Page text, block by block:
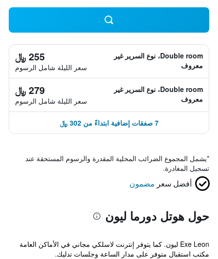
Double room، نوع السرير غير
معروف
255 ﷼
سعر الليلة شامل الرسوم
Double room، نوع السرير غير
معروف
279 ﷼
سعر الليلة شامل الرسوم
7 صفقات إضافية ابتداءً من 302 ﷼
*يشمل المجموع الضرائب المحلية المقدرة والرسوم المستحقة عند
تسجيل المغادرة.
أفضل سعر مضمون
حول هوتل دورما ليون
Exe Leon ليون. كما يتوفر إنترنت لاسلكي مجاني في الأماكن العامة
مكتب استقبال متوفر على مدار الساعة وجلسات تدليك.